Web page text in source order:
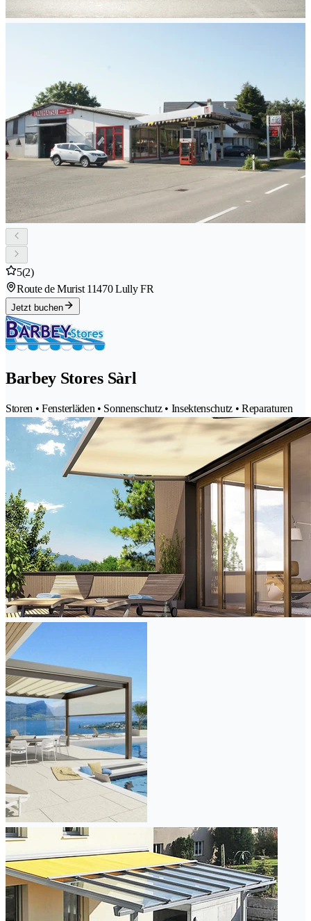
5(2)
Route de Murist 11470 Lully FR
Jetzt buchen
Barbey Stores Sàrl
Storen • Fensterläden • Sonnenschutz • Insektenschutz • Reparaturen